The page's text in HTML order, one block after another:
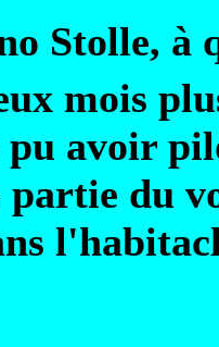
Stolle, à
mois
avoir
du